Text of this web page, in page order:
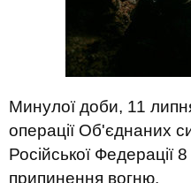
Минулої доби, 11
операції Об'єднаних
Російської
припинення вогню.